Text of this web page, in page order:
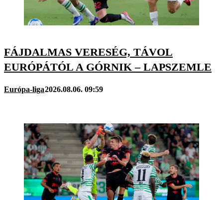
FÁJDALMAS VERESÉG, TÁVOL
EURÓPÁTÓL A GÓRNIK – LAPSZEMLE
Európa-liga2026.08.06. 09:59